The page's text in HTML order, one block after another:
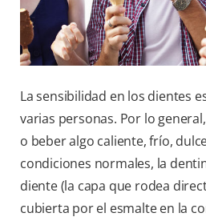
La sensibilidad en los dientes
varias personas. Por lo
o beber algo caliente, frío,
condiciones normales, la
diente (la capa que rodea
cubierta por el esmalte en la